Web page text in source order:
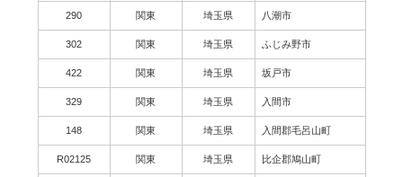
290 関東 埼玉県 八潮市
302 関東 埼玉県 ふじみ野市
422 関東 埼玉県 坂戸市
329 関東 埼玉県 入間市
148 関東 埼玉県 入間郡毛呂山町
R02125 関東 埼玉県 比企郡鳩山町